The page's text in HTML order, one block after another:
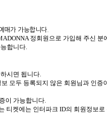
매가 가능합니다
정회원으로 가입해 주신 분
합니다.
시면 됩니다.
보 모두 등록되지 않은 회원님과 인증
이 가능합니다.
티켓에는 인터파크 ID의 회원정보